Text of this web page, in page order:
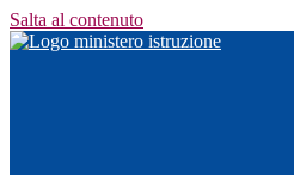
Salta al contenuto